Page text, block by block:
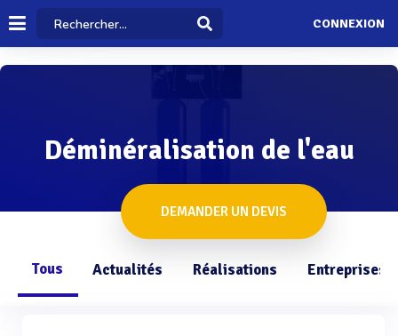
CONNEXION
Déminéralisation de l'eau
DEMANDER UN DEVIS
Tous Actualités Réalisations Entreprises